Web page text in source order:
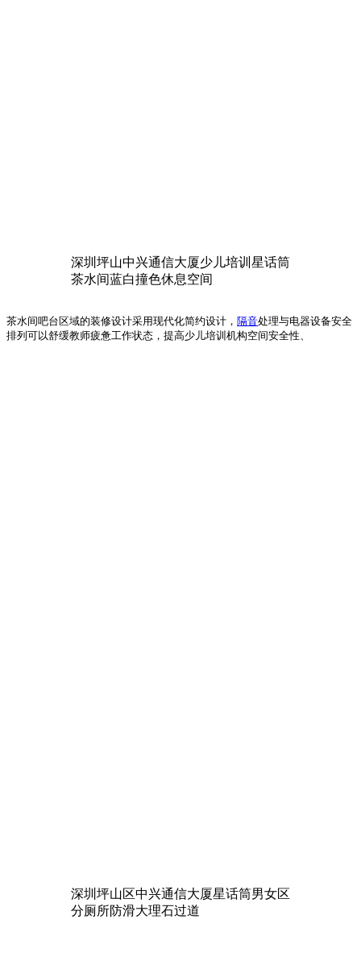
深圳坪山中兴通信大厦少儿培训星话筒
茶水间蓝白撞色休息空间
茶水间吧台区域的装修设计采用现代化简约设计， 隔音处理与电器设备安全
排列可以舒缓教师疲惫工作状态，提高少儿培训机构空间安全性、
深圳坪山区中兴通信大厦星话筒男女区
分厕所防滑大理石过道